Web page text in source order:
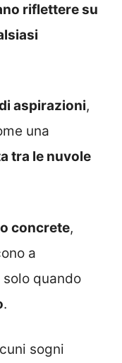
riflettere su
aspirazioni,
una
tra le nuvole
concrete,
a
quando
.
sogni